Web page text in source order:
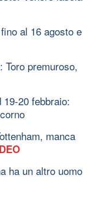
al 16 agosto e
Toro premuroso,
20 febbraio:
manca
ha un altro uomo